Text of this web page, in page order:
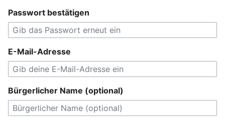
Passwort bestätigen
E-Mail-Adresse
Bürgerlicher Name (optional)